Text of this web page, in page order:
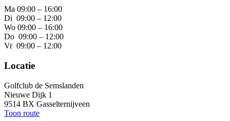
Ma 09:00 – 16:00
Di 09:00 – 12:00
Wo 09:00 – 16:00
Do 09:00 – 12:00
Vr 09:00 – 12:00
Locatie
Golfclub de Semslanden
Nieuwe Dijk 1
9514 BX Gasselternijveen
Toon route